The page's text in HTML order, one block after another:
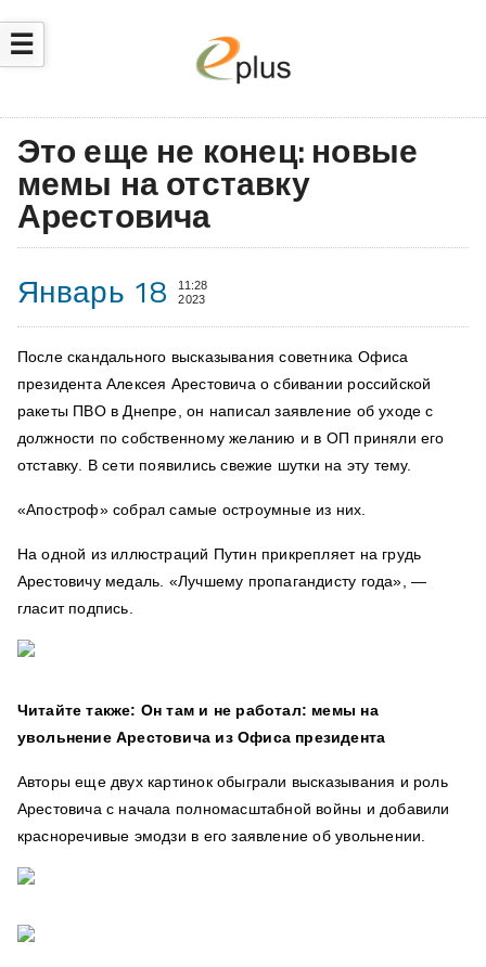
☰
Это еще не конец: новые
мемы на отставку
Арестовича
Январь 18
11:28
2023
После скандального высказывания советника Офиса
президента Алексея Арестовича о сбивании российской
ракеты ПВО в Днепре, он написал заявление об уходе с
должности по собственному желанию и в ОП приняли его
отставку. В сети появились свежие шутки на эту тему.
«Апостроф» собрал самые остроумные из них.
На одной из иллюстраций Путин прикрепляет на грудь
Арестовичу медаль. «Лучшему пропагандисту года», —
гласит подпись.
Читайте также: Он там и не работал: мемы на
увольнение Арестовича из Офиса президента
Авторы еще двух картинок обыграли высказывания и роль
Арестовича с начала полномасштабной войны и добавили
красноречивые эмодзи в его заявление об увольнении.